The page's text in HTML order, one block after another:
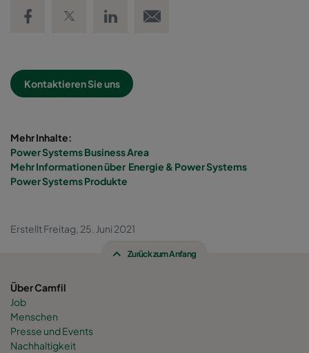
Kontaktieren Sie uns
Mehr Inhalte:
Power Systems Business Area
Mehr Informationen über Energie & Power Systems
Power Systems Produkte
Erstellt Freitag, 25. Juni 2021
Zurück zum Anfang
Über Camfil
Job
Menschen
Presse und Events
Nachhaltigkeit